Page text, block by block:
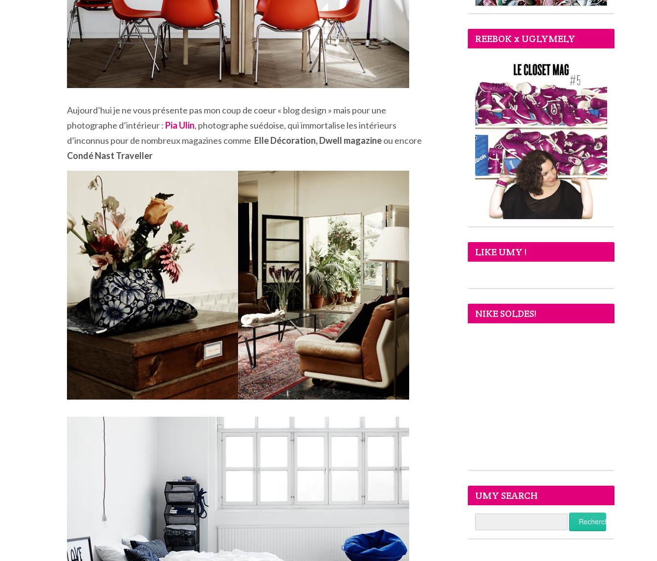
Aujourd’hui je ne vous présente pas mon coup de coeur « blog design » mais pour une
photographe d’intérieur : Pia Ulin, photographe suédoise, qui immortalise les intérieurs
d’inconnus pour de nombreux magazines comme Elle Décoration, Dwell magazineou encore
Condé Nast Traveller
REEBOK x UGLYMELY
LIKE UMY !
NIKE SOLDES!
UMY SEARCH